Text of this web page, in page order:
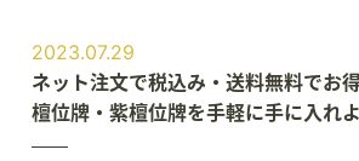
2023.07.29
ネット注文で税込み・送料無料でお
檀位牌・紫檀位牌を手軽に手に入れ